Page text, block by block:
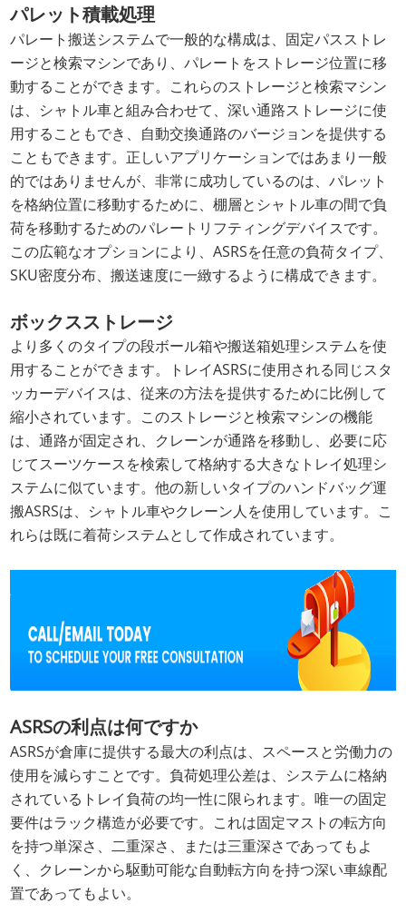
パレット積載処理
パレート搬送システムで一般的な構成は、固定パスストレ
ージと検索マシンであり、パレートをストレージ位置に移
動することができます。これらのストレージと検索マシン
は、シャトル車と組み合わせて、深い通路ストレージに使
用することもでき、自動交換通路のバージョンを提供する
こともできます。正しいアプリケーションではあまり一般
的ではありませんが、非常に成功しているのは、パレット
を格納位置に移動するために、棚層とシャトル車の間で負
荷を移動するためのパレートリフティングデバイスです。
この広範なオプションにより、ASRSを任意の負荷タイプ、
SKU密度分布、搬送速度に一緻するように構成できます。
ボックスストレージ
より多くのタイプの段ボール箱や搬送箱処理システムを使
用することができます。トレイASRSに使用される同じスタ
ッカーデバイスは、従来の方法を提供するために比例して
縮小されています。このストレージと検索マシンの機能
は、通路が固定され、クレーンが通路を移動し、必要に応
じてスーツケースを検索して格納する大きなトレイ処理シ
ステムに似ています。他の新しいタイプのハンドバッグ運
搬ASRSは、シャトル車やクレーン人を使用しています。こ
れらは既に着荷システムとして作成されています。
ASRSの利点は何ですか
ASRSが倉庫に提供する最大の利点は、スペースと労働力の
使用を減らすことです。負荷処理公差は、システムに格納
されているトレイ負荷の均一性に限られます。唯一の固定
要件はラック構造が必要です。これは固定マストの転方向
を持つ単深さ、二重深さ、または三重深さであってもよ
く、クレーンから駆動可能な自動転方向を持つ深い車線配
置であってもよい。